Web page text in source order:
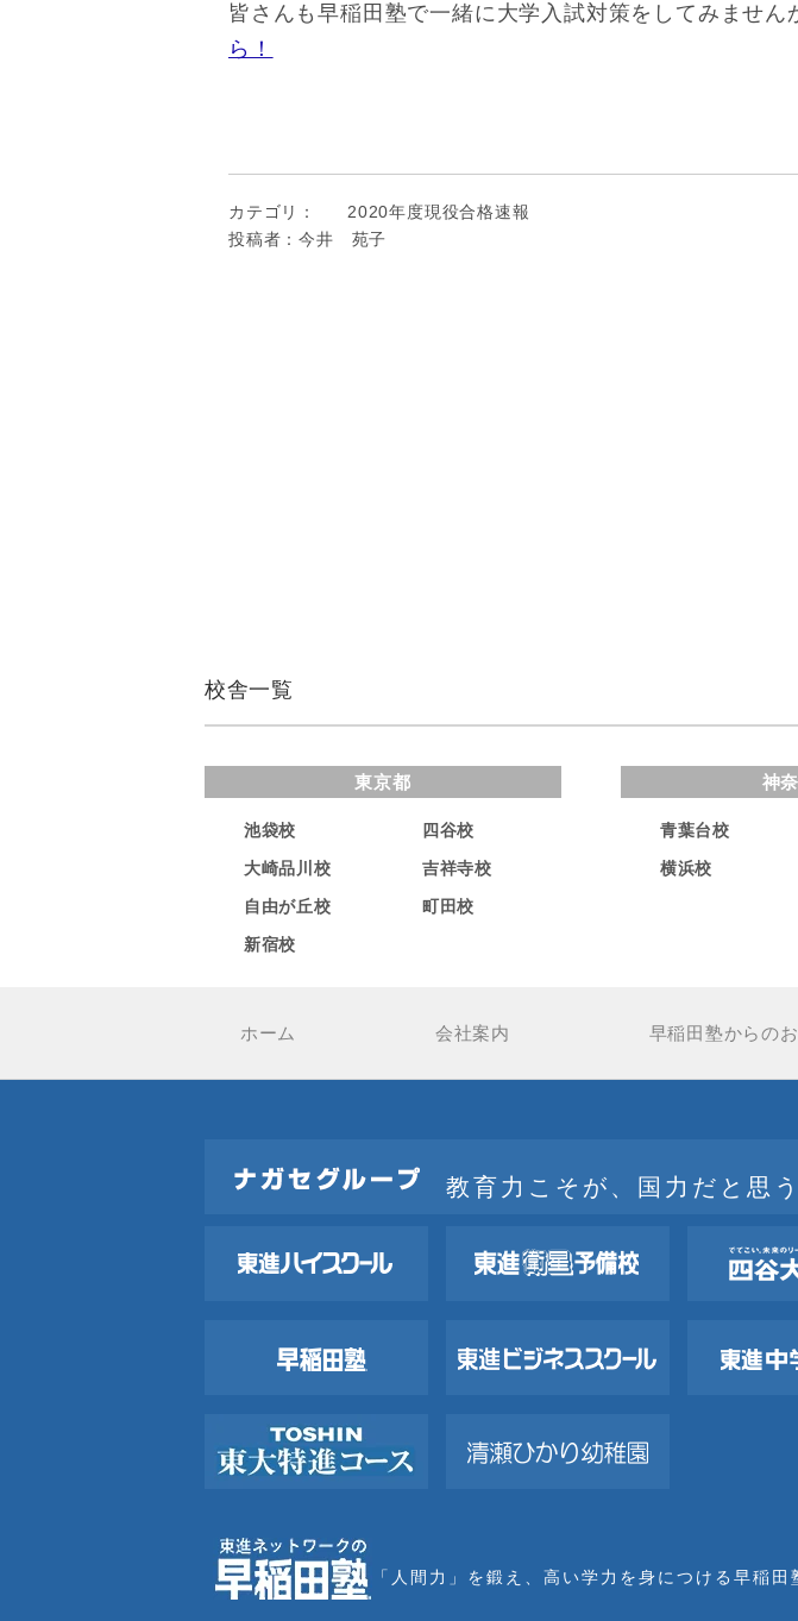
皆さんも早稲田塾で一緒に大学入試対策をしてみませ
ら！
カテゴリ：
2020年度現役合格速報
投稿者：今井 苑子
校舎一覧
東京都
池袋校
四谷校
大崎品川校
吉祥寺校
自由が丘校
町田校
新宿校
神
青葉台校
横浜校
ホーム 会社案内 早稲田塾からの
教育力こそが、国力だと思う
「人間力」を鍛え、高い学力を身につける早稲田